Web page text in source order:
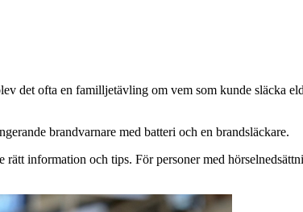
det ofta en familljetävling om vem som kunde släcka
brandvarnare med batteri och en brandsläckare.
information och tips. För personer med